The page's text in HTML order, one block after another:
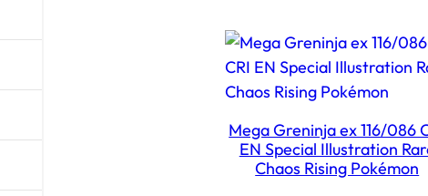
Mega Greninja ex 116/086
EN Special Illustration
Chaos Rising Pokémon